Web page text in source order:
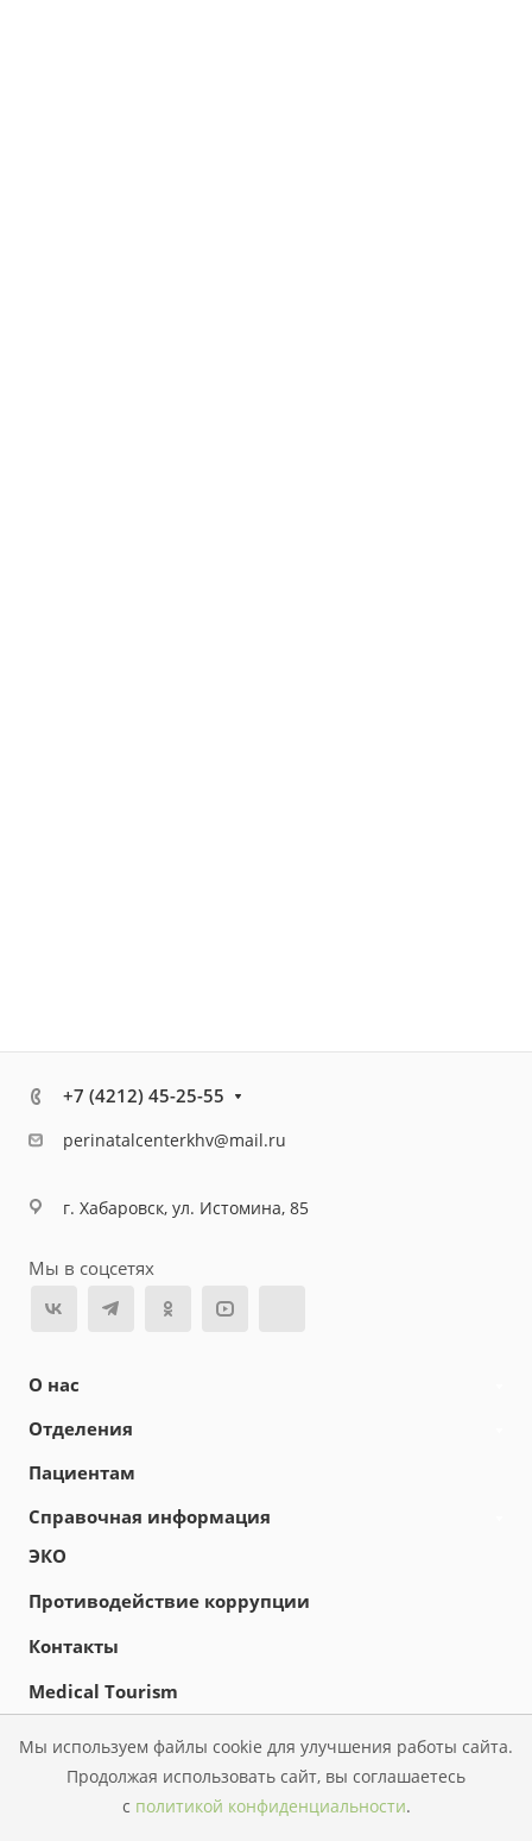
Мы используем файлы cookie для улучшения работы сайта.
Продолжая использовать сайт, вы соглашаетесь
с политикой конфиденциальности.
+7 (4212) 45-25-55
perinatalcenterkhv@mail.ru
г. Хабаровск, ул. Истомина, 85
Мы в соцсетях
О нас
Отделения
Пациентам
Справочная информация
ЭКО
Противодействие коррупции
Контакты
Medical Tourism
Новости